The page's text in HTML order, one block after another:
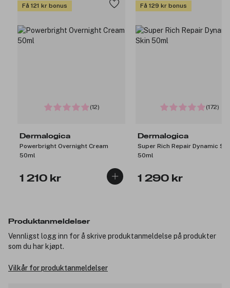
Få 121 kr bonus
(12)
Dermalogica
Powerbright Overnight Cream
50ml
1 210 kr
Få 129 kr bonus
(172)
Dermalogica
Super Rich Repair Dynamic
50ml
1 290 kr
Produktanmeldelser
Vennligst logg inn for å skrive produktanmeldelse på produkter
som du har kjøpt.
Vilkår for produktanmeldelser